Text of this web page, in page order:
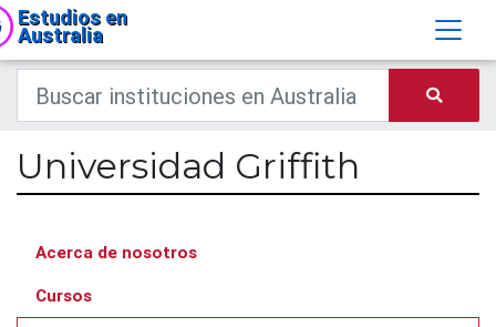
Estudios en
Australia
Universidad Griffith
Acerca de nosotros
Cursos